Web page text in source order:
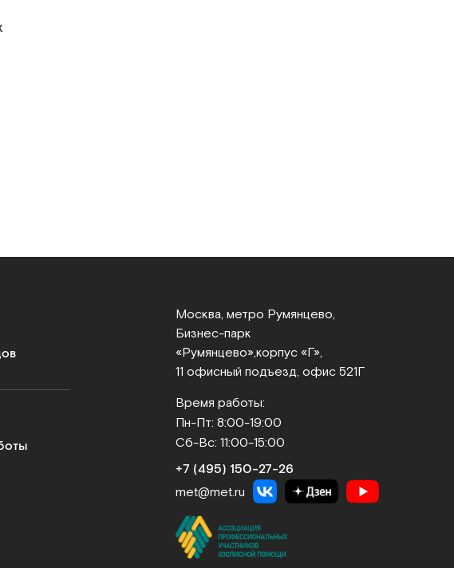
Москва, метро Румянцево,
Бизнес‑парк
«Румянцево», корпус «Г»,
11 офисный подъезд, офис 521Г
Время работы:
Пн-Пт: 8:00-19:00
Сб-Вс: 11:00-15:00
+7 (495) 150‑27‑26
met@met.ru